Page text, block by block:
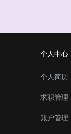
个人中心
个人简历
求职管理
账户管理